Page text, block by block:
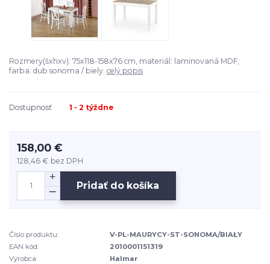
Rozmery(šxhxv): 75x118-158x76 cm, materiál: laminovaná MDF,
farba: dub sonoma / biely. celý popis
Dostupnosť 1 - 2 týždne
158,00 €
128,46 € bez DPH
Pridať do košíka
Číslo produktu:
V-PL-MAURYCY-ST-SONOMA/BIAŁY
EAN kód:
2010001151319
Výrobca:
Halmar